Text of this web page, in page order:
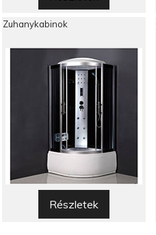
Zuhanykabinok
Részletek